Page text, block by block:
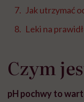
Jak utrzymać
Leki na
Czym
pH pochwy to